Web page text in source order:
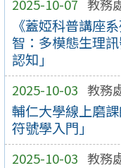
2025-10-07 教務
《蓋婭科普講座
智：多模態生理
認知」
2025-10-03 教務
輔仁大學線上磨
符號學入門」
2025-10-03 教務